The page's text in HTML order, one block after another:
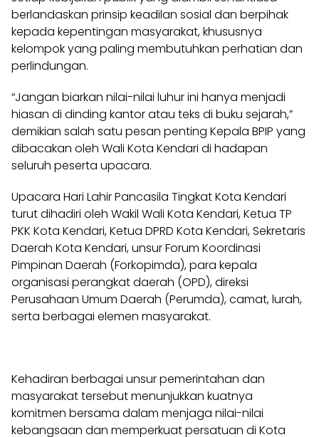
berlandaskan prinsip keadilan sosial dan berpihak
kepada kepentingan masyarakat, khususnya
kelompok yang paling membutuhkan perhatian dan
perlindungan.
“Jangan biarkan nilai-nilai luhur ini hanya menjadi
hiasan di dinding kantor atau teks di buku sejarah,”
demikian salah satu pesan penting Kepala BPIP yang
dibacakan oleh Wali Kota Kendari di hadapan
seluruh peserta upacara.
Upacara Hari Lahir Pancasila Tingkat Kota Kendari
turut dihadiri oleh Wakil Wali Kota Kendari, Ketua TP
PKK Kota Kendari, Ketua DPRD Kota Kendari, Sekretaris
Daerah Kota Kendari, unsur Forum Koordinasi
Pimpinan Daerah (Forkopimda), para kepala
organisasi perangkat daerah (OPD), direksi
Perusahaan Umum Daerah (Perumda), camat, lurah,
serta berbagai elemen masyarakat.
Kehadiran berbagai unsur pemerintahan dan
masyarakat tersebut menunjukkan kuatnya
komitmen bersama dalam menjaga nilai-nilai
kebangsaan dan memperkuat persatuan di Kota